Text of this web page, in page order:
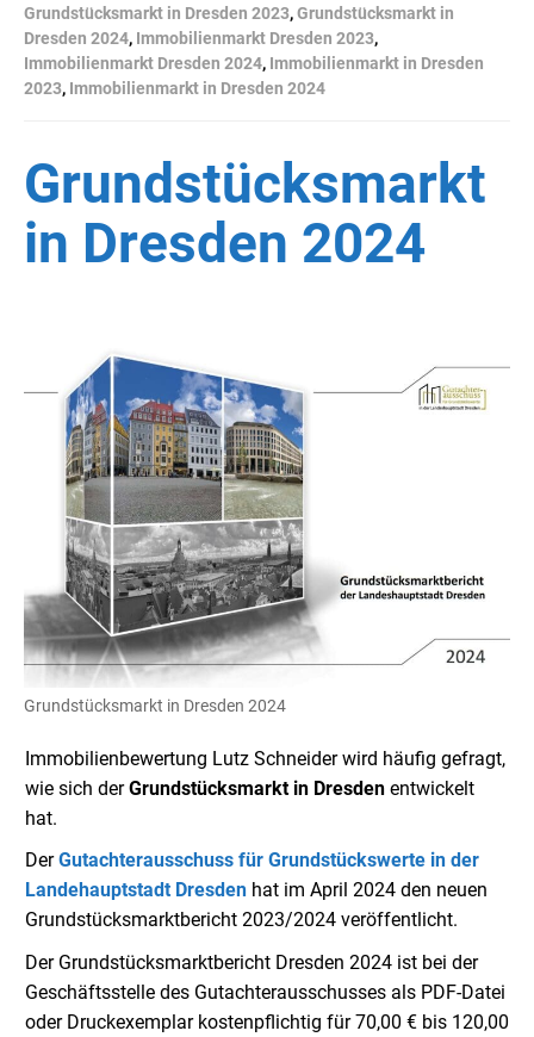
Grundstücksmarkt in Dresden 2023,Grundstücksmarkt in
Dresden 2024, Immobilienmarkt Dresden 2023,
Immobilienmarkt Dresden 2024, Immobilienmarkt in Dresden
2023, Immobilienmarkt in Dresden 2024
Grundstücksmarkt
in Dresden 2024
Grundstücksmarkt in Dresden 2024
Immobilienbewertung Lutz Schneider wird häufig gefragt,
wie sich derGrundstücksmarkt in Dresden entwickelt
hat.
DerGutachterausschuss für Grundstückswerte in der
Landehauptstadt Dresden hat im April 2024 den neuen
Grundstücksmarktbericht 2023/2024 veröffentlicht.
Der Grundstücksmarktbericht Dresden 2024 ist bei der
Geschäftsstelle des Gutachterausschusses als PDF-Datei
oder Druckexemplar kostenpflichtig für 70,00 € bis 120,00